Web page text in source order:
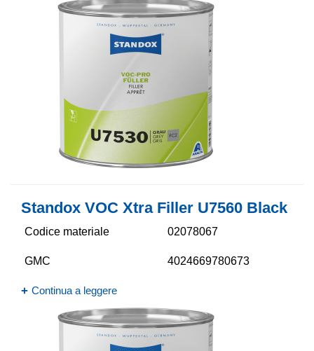
Standox VOC Xtra Filler U7560 Black
Codice materiale 02078067
GMC 4024669780673
Continua a leggere